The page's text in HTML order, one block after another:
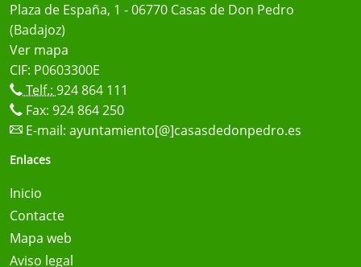
Plaza de España, 1 - 06770 Casas de Don Pedro
(Badajoz)
Ver mapa
CIF: P0603300E
Telf.: 924 864 111
Fax: 924 864 250
E-mail: ayuntamiento[@]casasdedonpedro.es
Enlaces
Inicio
Contacte
Mapa web
Aviso legal